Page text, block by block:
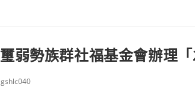
弱勢族群社福基金會辦理